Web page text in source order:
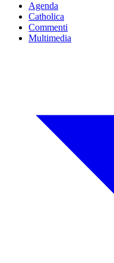
Agenda
Catholica
Commenti
Multimedia